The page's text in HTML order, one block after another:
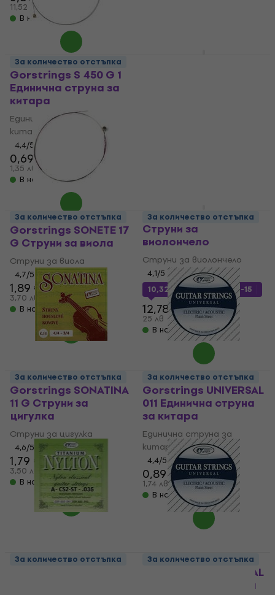
11,52 лв
В наличност
Gorstrings S 450 G 1
Единична струна за
китара
Единична струна за
китара
4,4/5
0,69 €
1,35 лв
В наличност
За количество отстъпка
Gorstrings SONETE 17
G Струни за виола
Струни за виола
4,7/5
1,89 €
3,70 лв
В наличност
Gorstrings OPUS 21
Струни за
виолончело
Струни за виолончело
4,1/5
10,32 €с кодMUZMUZ-15
12,78 €
25 лв
В наличност
За количество отстъпка
Gorstrings SONATINA
11 G Струни за
цигулка
Струни за цигулка
4,6/5
1,79 €
3,50 лв 2,29 €
В наличност
За количество отстъпка
Gorstrings UNIVERSAL
011 Единична струна
за китара
Единична струна за
китара
4,4/5
0,89 €
1,74 лв
В наличност
За количество отстъпка За количество отстъпка
Gorstrings UNIVERSAL
015 Единична струна
За количество отстъпка За количество отстъпка